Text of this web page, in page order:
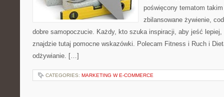
poświęcony tematom
zbilansowane żywienie,
dobre samopoczucie. Każdy, kto szuka inspiracji, aby jeść
znajdzie tutaj pomocne wskazówki. Polecam Fitness i Ruch i
odżywianie. […]
CATEGORIES: MARKETING W E-COMMERCE